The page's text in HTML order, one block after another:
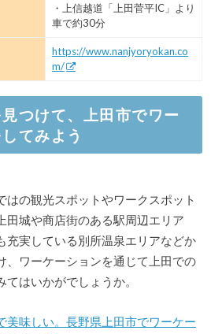
・上信越道「上田菅平IC」より
車で約30分
https://www.nanjyoryokan.co
m/
つけて、上田市でワー
てみよう
はの観光スポットやワークスポット
田城や商店街のある駅周辺エリア
充実している別所温泉エリアなどか
、ワーケーションを通じて上田での
てはいかがでしょうか。
美味しい。長野県上田市でワーケー